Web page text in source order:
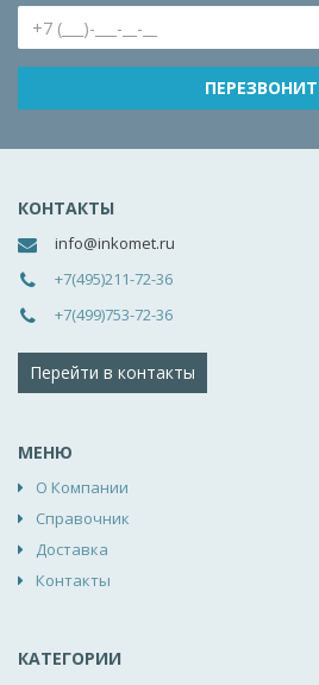
КОНТАКТЫ
info@inkomet.ru
+7(495)211-72-36
+7(499)753-72-36
Перейти в контакты
МЕНЮ
О Компании
Справочник
Доставка
Контакты
КАТЕГОРИИ